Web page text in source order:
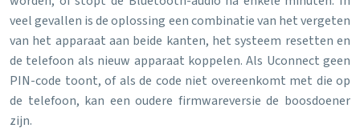
veel gevallen is de oplossing een combinatie van het vergeten
van het apparaat aan beide kanten, het systeem resetten en
de telefoon als nieuw apparaat koppelen. Als Uconnect geen
PIN-code toont, of als de code niet overeenkomt met die op
de telefoon, kan een oudere firmwareversie de boosdoener
zijn.